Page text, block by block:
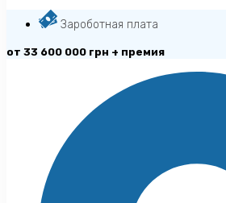
Зароботная плата
от 33 600 000 грн + премия